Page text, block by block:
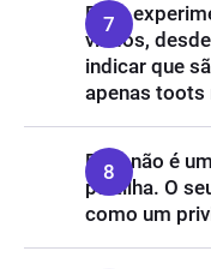
Bots
vindos,
indicar que
apenas toots
Este não é
partilha. O
como um